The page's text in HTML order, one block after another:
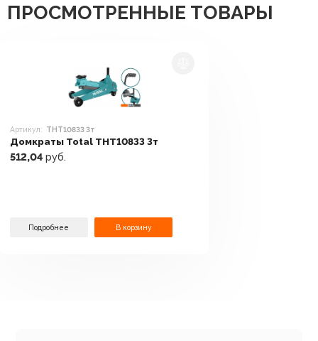
ПРОСМОТРЕННЫЕ ТОВАРЫ
Артикул: THT10833 3т
Домкраты Total THT10833 3т
512,04 руб.
Подробнее В корзину